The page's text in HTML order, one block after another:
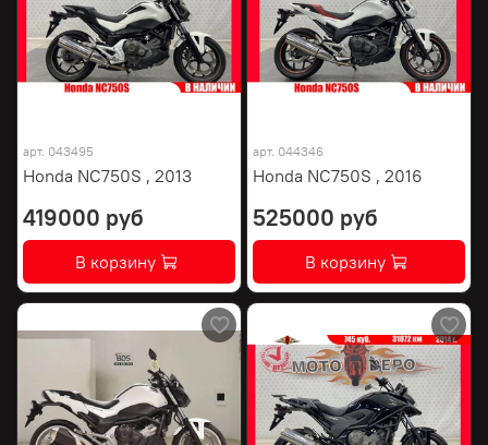
арт. 043495
Honda NC750S , 2013
419000 руб
В корзину
арт. 044346
Honda NC750S , 2016
525000 руб
В корзину